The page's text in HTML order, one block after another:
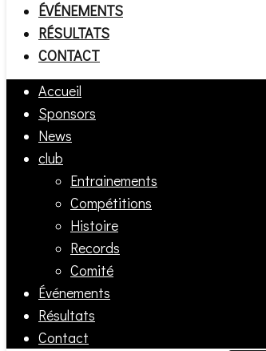
ÉVÉNEMENTS
RÉSULTATS
CONTACT
Accueil
Sponsors
News
club
Entrainements
Compétitions
Histoire
Records
Comité
Événements
Résultats
Contact